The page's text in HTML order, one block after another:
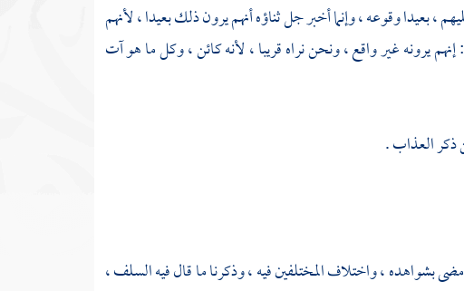
، بعيدا وقوعه ، وإنما أخبر جل ثناؤه أنهم يرون ذلك بعيدا ، لأنهم
يرونه غير واقع ، ونحن نراه قريبا ، لأنه كائن ، وكل ما هو آت
ذكر العذاب .
بشواهده ، واختلاف المختلفين فيه ، وذكرنا ما قال فيه السلف ،